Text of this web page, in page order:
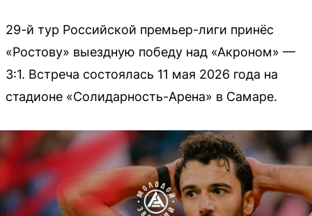
29-й тур Российской премьер-лиги принёс
«Ростову» выездную победу над «Акроном» —
3:1. Встреча состоялась 11 мая 2026 года на
стадионе «Солидарность-Арена» в Самаре.